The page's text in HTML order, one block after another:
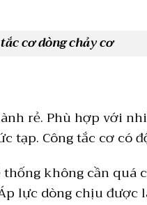
cơ dòng chảy cơ
rẻ. Phù hợp với
tạp. Công tắc cơ có
không cần quá
lực dòng chịu